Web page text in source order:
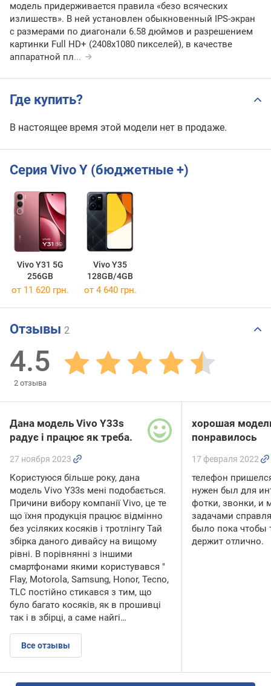
модель придерживается правила «безо всяческих
излишеств». В ней установлен обыкновенный IPS-экран
с размерами по диагонали 6.58 дюймов и разрешением
картинки Full HD+ (2408х1080 пикселей), в качестве
аппаратной пл...
Где купить?
В настоящее время этой модели нет в продаже.
Серия Vivo Y (бюджетные +)
Vivo Y31 5G
256GB
Vivo Y35
128GB/4GB
от 11 620 грн. от 4 640 грн.
Отзывы 2
4.5
2 отзыва
Дана модель Vivo Y33s
радує і працює як треба.
27 ноября 2023
Користуюся більше року, дана
модель Vivo Y33s мені подобається.
Причини вибору компанії Vivo, це те
що їхня продукція працює відмінно
без усіляких косяків і тротлінгу Тай
збірка даного дивайсу на вищому
рівні. В порівнянні з іншими
смартфонами якими користувався "
Flay, Motorola, Samsung, Honor, Tecno,
TLC постійно стикався з тим, що
було багато косяків, як в прошивці
так і в збірці, а саме найгі…
Все отзывы
хорошая
понравилось
17 февраля 2022
телефон
нужен был для
фотки, звонки, и
задачами
было пока чтобы
держит отлично.